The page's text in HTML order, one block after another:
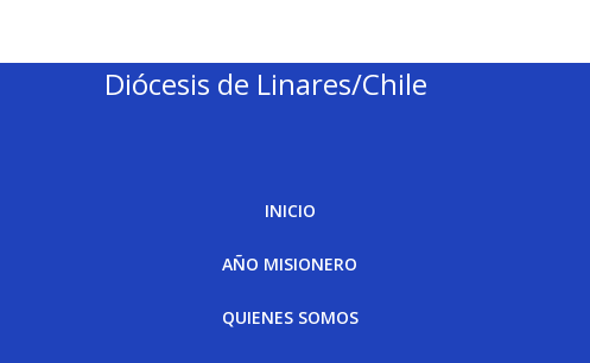
Diócesis de Linares/Chile
INICIO
AÑO MISIONERO
QUIENES SOMOS